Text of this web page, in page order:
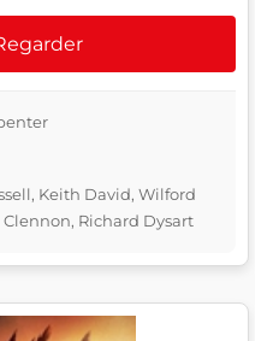
Keith David, Wilford
Clennon, Richard Dysart